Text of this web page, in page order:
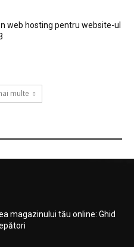
web hosting pentru website-ul
multe
magazinului tău online: Ghid